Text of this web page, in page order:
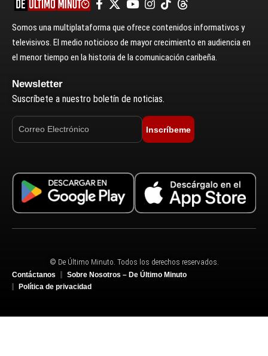
Somos una multiplataforma que ofrece contenidos informativos y
televisivos. El medio noticioso de mayor crecimiento en audiencia en
el menor tiempo en la historia de la comunicación caribeña.
Newsletter
Suscríbete a nuestro boletín de noticias.
Inscríbeme
© De Último Minuto. Todos los derechos reservados.
Contáctanos
Sobre Nosotros – De Último Minuto
Política de privacidad